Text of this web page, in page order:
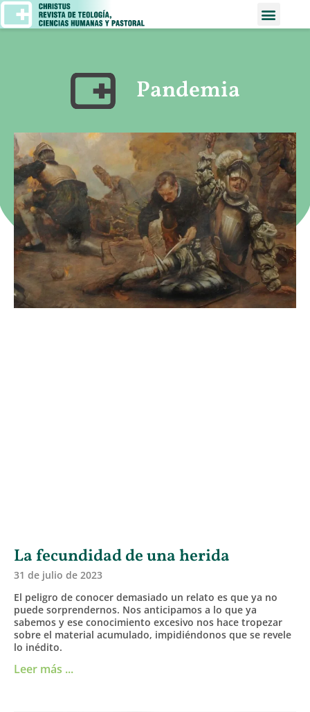
Pandemia
La fecundidad de una herida
31 de julio de 2023
El peligro de conocer demasiado un relato es que ya no
puede sorprendernos. Nos anticipamos a lo que ya
sabemos y ese conocimiento excesivo nos hace tropezar
sobre el material acumulado, impidiéndonos que se revele
lo inédito.
Leer más ...